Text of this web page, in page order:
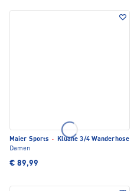
Maier Sports ·
Kluane 3/4 Wanderhose
Damen
€ 89,99